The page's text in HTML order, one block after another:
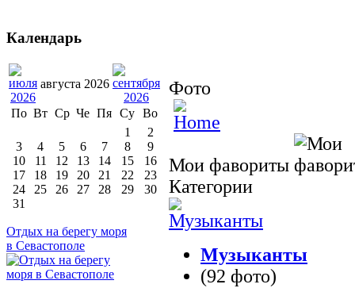
Фото
Мои фавориты
Категории
Музыканты
(92 фото)
Календарь
августа 2026
По Вт Ср Че Пя Су Во
1
2
3
4 5 6 7 8
9
10
11 12 13 14 15
16
17
18 19 20 21 22
23
24
25 26 27 28 29
30
31
Отдых на берегу моря
в Севастополе